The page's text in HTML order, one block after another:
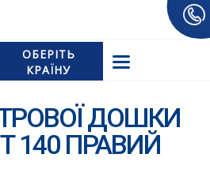
ОБЕРІТЬ
КРАЇНУ
Діамант 140 Правий
ДОШКИ
140 ПРАВИЙ